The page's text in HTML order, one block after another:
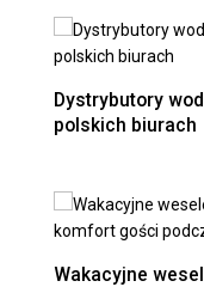
Dystrybutory
polskich biurach
Wakacyjne